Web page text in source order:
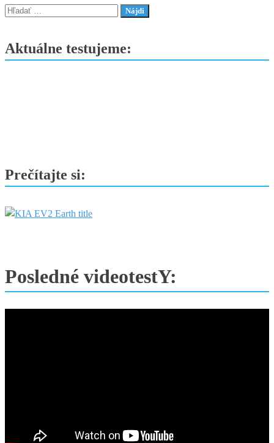
Toto
elektrické
nás
Hľadať:
Aktuálne testujeme:
Prečítajte si:
Posledné videotestY: